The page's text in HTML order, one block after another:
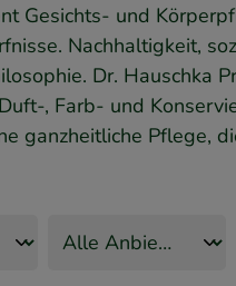
Gesichts- und
Nachhaltigkeit,
Dr. Hauschka
, Farb- und
ganzheitliche Pflege,